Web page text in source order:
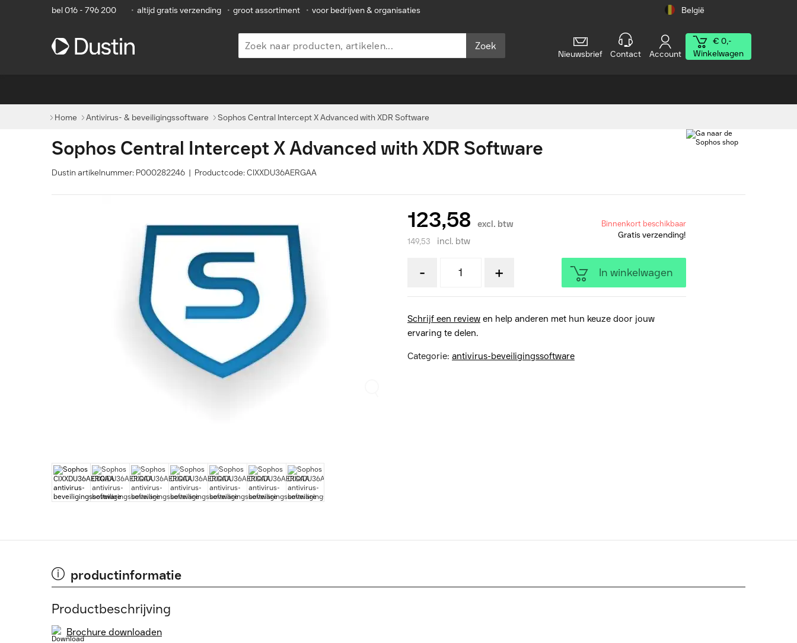
bel 016 - 796 200 • altijd gratis verzending • groot assortiment • voor bedrijven & organisaties België
Zoek
Nieuwsbrief Contact Account
€ 0,-
Winkelwagen
Home Antivirus- & beveiligingssoftware Sophos Central Intercept X Advanced with XDR Software
Sophos Central Intercept X Advanced with XDR Software
Dustin artikelnummer: P000282246 | Productcode: CIXXDU36AERGAA
123,58 excl. btw
149,53 incl. btw
Binnenkort beschikbaar
Gratis verzending!
- + In winkelwagen
Schrijf een review en help anderen met hun keuze door jouw
ervaring te delen.
Categorie: antivirus-beveiligingssoftware
productinformatie
Productbeschrijving
Brochure downloaden